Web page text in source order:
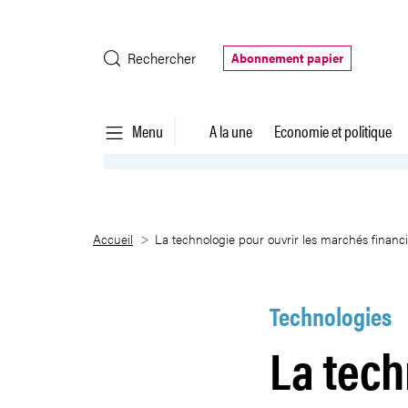
Rechercher
Abonnement papier
Menu A la une Economie et politique
La technologie pour ouvrir les
Accueil La technologie pour ouvrir les marchés
Technologies
La